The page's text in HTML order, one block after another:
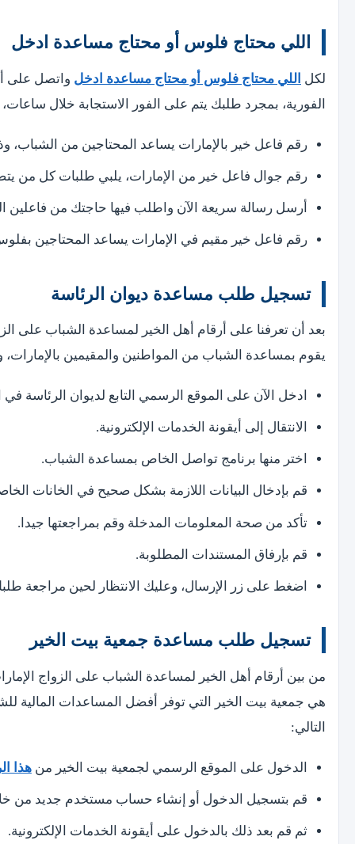
اللي محتاج فلوس أو محتاج مساعدة ادخل
لكل اللي محتاج فلوس أو محتاج مساعدة ادخل واتصل على
الفورية، بمجرد طلبك يتم على الفور الاستجابة خلال
رقم فاعل خير بالإمارات يساعد المحتاجين من الشباب، وذلك عبر
رقم جوال فاعل خير من الإمارات، يلبي طلبات كل من يتصل عليه
أرسل رسالة سريعة الآن واطلب فيها حاجتك من فاعلين الخير
رقم فاعل خير مقيم في الإمارات يساعد المحتاجين بفلوس التواصل
تسجيل طلب مساعدة ديوان الرئاسة
بعد أن تعرفنا على أرقام أهل الخير لمساعدة الشباب على
يقوم بمساعدة الشباب من المواطنين والمقيمين بالإمارات،
ادخل الآن على الموقع الرسمي التابع لديوان الرئاسة في
الانتقال إلى أيقونة الخدمات الإلكترونية.
اختر منها برنامج تواصل الخاص بمساعدة الشباب.
قم بإدخال البيانات اللازمة بشكل صحيح في الخانات
تأكد من صحة المعلومات المدخلة وقم بمراجعتها جيدا.
قم بإرفاق المستندات المطلوبة.
اضغط على زر الإرسال، وعليك الانتظار لحين مراجعة طلبك والرد
تسجيل طلب مساعدة جمعية بيت الخير
من بين أرقام أهل الخير لمساعدة الشباب على الزواج
هي جمعية بيت الخير التي توفر أفضل المساعدات
التالي:
الدخول على الموقع الرسمي لجمعية بيت الخير منهذا
قم بتسجيل الدخول أو إنشاء حساب مستخدم جديد من
ثم قم بعد ذلك بالدخول على أيقونة الخدمات الإلكترونية.